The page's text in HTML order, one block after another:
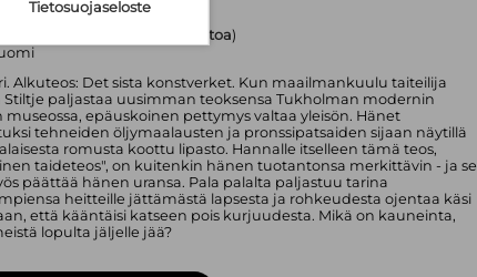
kirja
lisätietoa)
Alkuteos: Det sista konstverket. Kun maailmankuulu taiteilija
Stiltje paljastaa uusimman teoksensa Tukholman modernin
museossa, epäuskoinen pettymys valtaa yleisön. Hänet
tehneiden öljymaalausten ja pronssipatsaiden sijaan näytillä
romusta koottu lipasto. Hannalle itselleen tämä teos,
taideteos", on kuitenkin hänen tuotantonsa merkittävin - ja se
päättää hänen uransa. Pala palalta paljastuu tarina
heitteille jättämästä lapsesta ja rohkeudesta ojentaa käsi
että kääntäisi katseen pois kurjuudesta. Mikä on kauneinta,
lopulta jäljelle jää?
Tietosuojaseloste